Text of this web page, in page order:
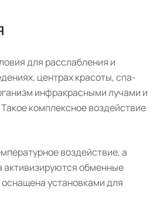
для расслабления и
центрах красоты, спа-
инфракрасными лучами и
комплексное воздействие
воздействие, а
активизируются обменные
установками для